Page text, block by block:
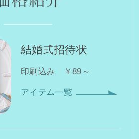
結婚式招待状
印刷込み ￥89～
アイテム一覧